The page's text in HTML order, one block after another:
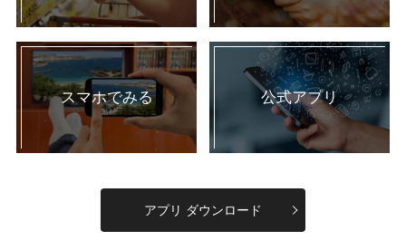
スマホでみる 公式アプリ
アプリ ダウンロード